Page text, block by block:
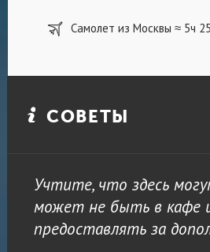
Самолет из Москвы ≈ 5ч
СОВЕТЫ
Учтите, что здесь
может не быть в кафе
предоставлять за